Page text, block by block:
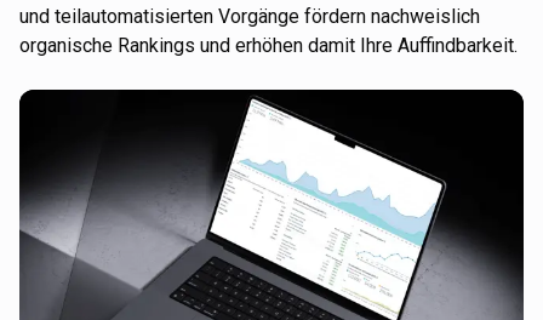
und teilautomatisierten Vorgänge fördern nachweislich
organische Rankings und erhöhen damit Ihre Auffindbarkeit.